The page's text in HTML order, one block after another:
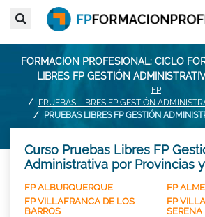
FORMACION PROFESIONAL: CICLO
LIBRES FP GESTIÓN
FP
PRUEBAS LIBRES FP GESTIÓN
PRUEBAS LIBRES FP GESTIÓN
Curso Pruebas Libres FP
Administrativa por Provincias
FP ALBURQUERQUE
FP
FP VILLAFRANCA DE LOS
BARROS
FP
SERENA